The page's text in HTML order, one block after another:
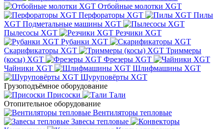
Отбойные молотки XGT
Перфораторы XGT
Пилы
XGT Подметальные машины XGT
Пылесосы XGT
Резчики XGT
Рубанки XGT
Скарификаторы XGT
Триммеры
(косы) XGT
Фрезеры XGT
Чайники XGT
Шлифмашины XGT
Шуруповёрты XGT
Грузоподъёмное оборудование
Присоски
Тали
Отопительное оборудование
Вентиляторы тепловые
Завесы тепловые